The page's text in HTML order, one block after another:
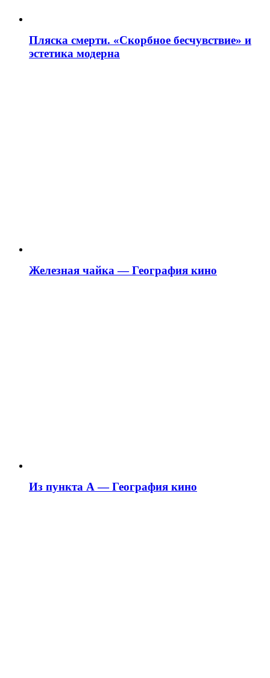
Пляска смерти. «Скорбное бесчувствие» и
эстетика модерна
Железная чайка — География кино
Из пункта А — География кино